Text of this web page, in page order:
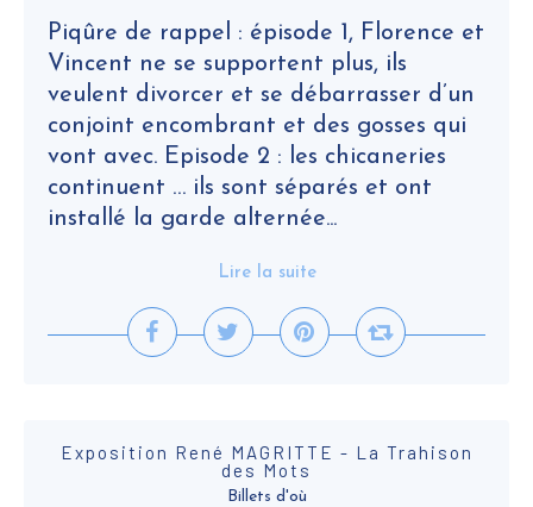
Piqûre de rappel : épisode 1, Florence et
Vincent ne se supportent plus, ils
veulent divorcer et se débarrasser d’un
conjoint encombrant et des gosses qui
vont avec. Episode 2 : les chicaneries
continuent … ils sont séparés et ont
installé la garde alternée...
Lire la suite
Exposition René MAGRITTE - La Trahison
des Mots
Billets d'où